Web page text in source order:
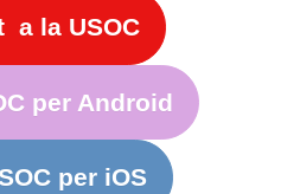
a la USOC
per Android
per iOS